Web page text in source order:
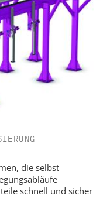
die selbst
schnell und sicher